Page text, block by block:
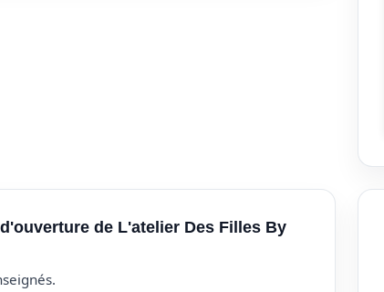
de L'atelier Des Filles By